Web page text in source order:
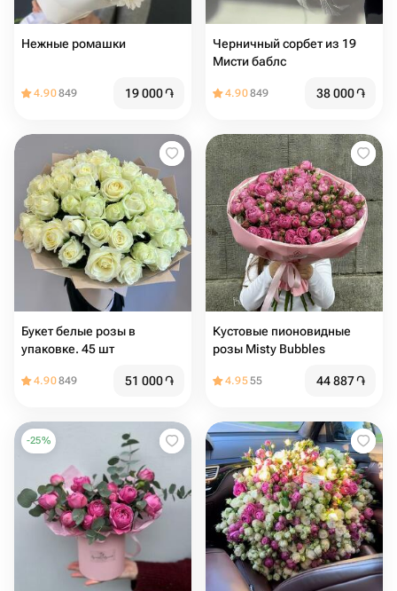
Нежные ромашки
4.90849 19 000֏
Черничный сорбет из 19
Мисти баблс
4.90849 38 000֏
Букет белые розы в
упаковке. 45 шт
4.90849 51 000֏
Кустовые пионовидные
розы Misty Bubbles
4.9555 44 887֏
-25%